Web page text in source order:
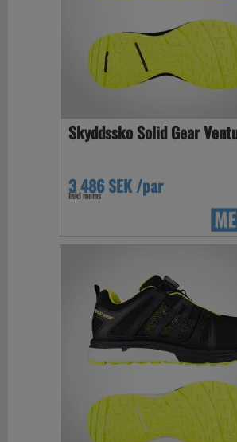
Skyddssko Solid Gear
3 486 SEK /par
Inkl moms